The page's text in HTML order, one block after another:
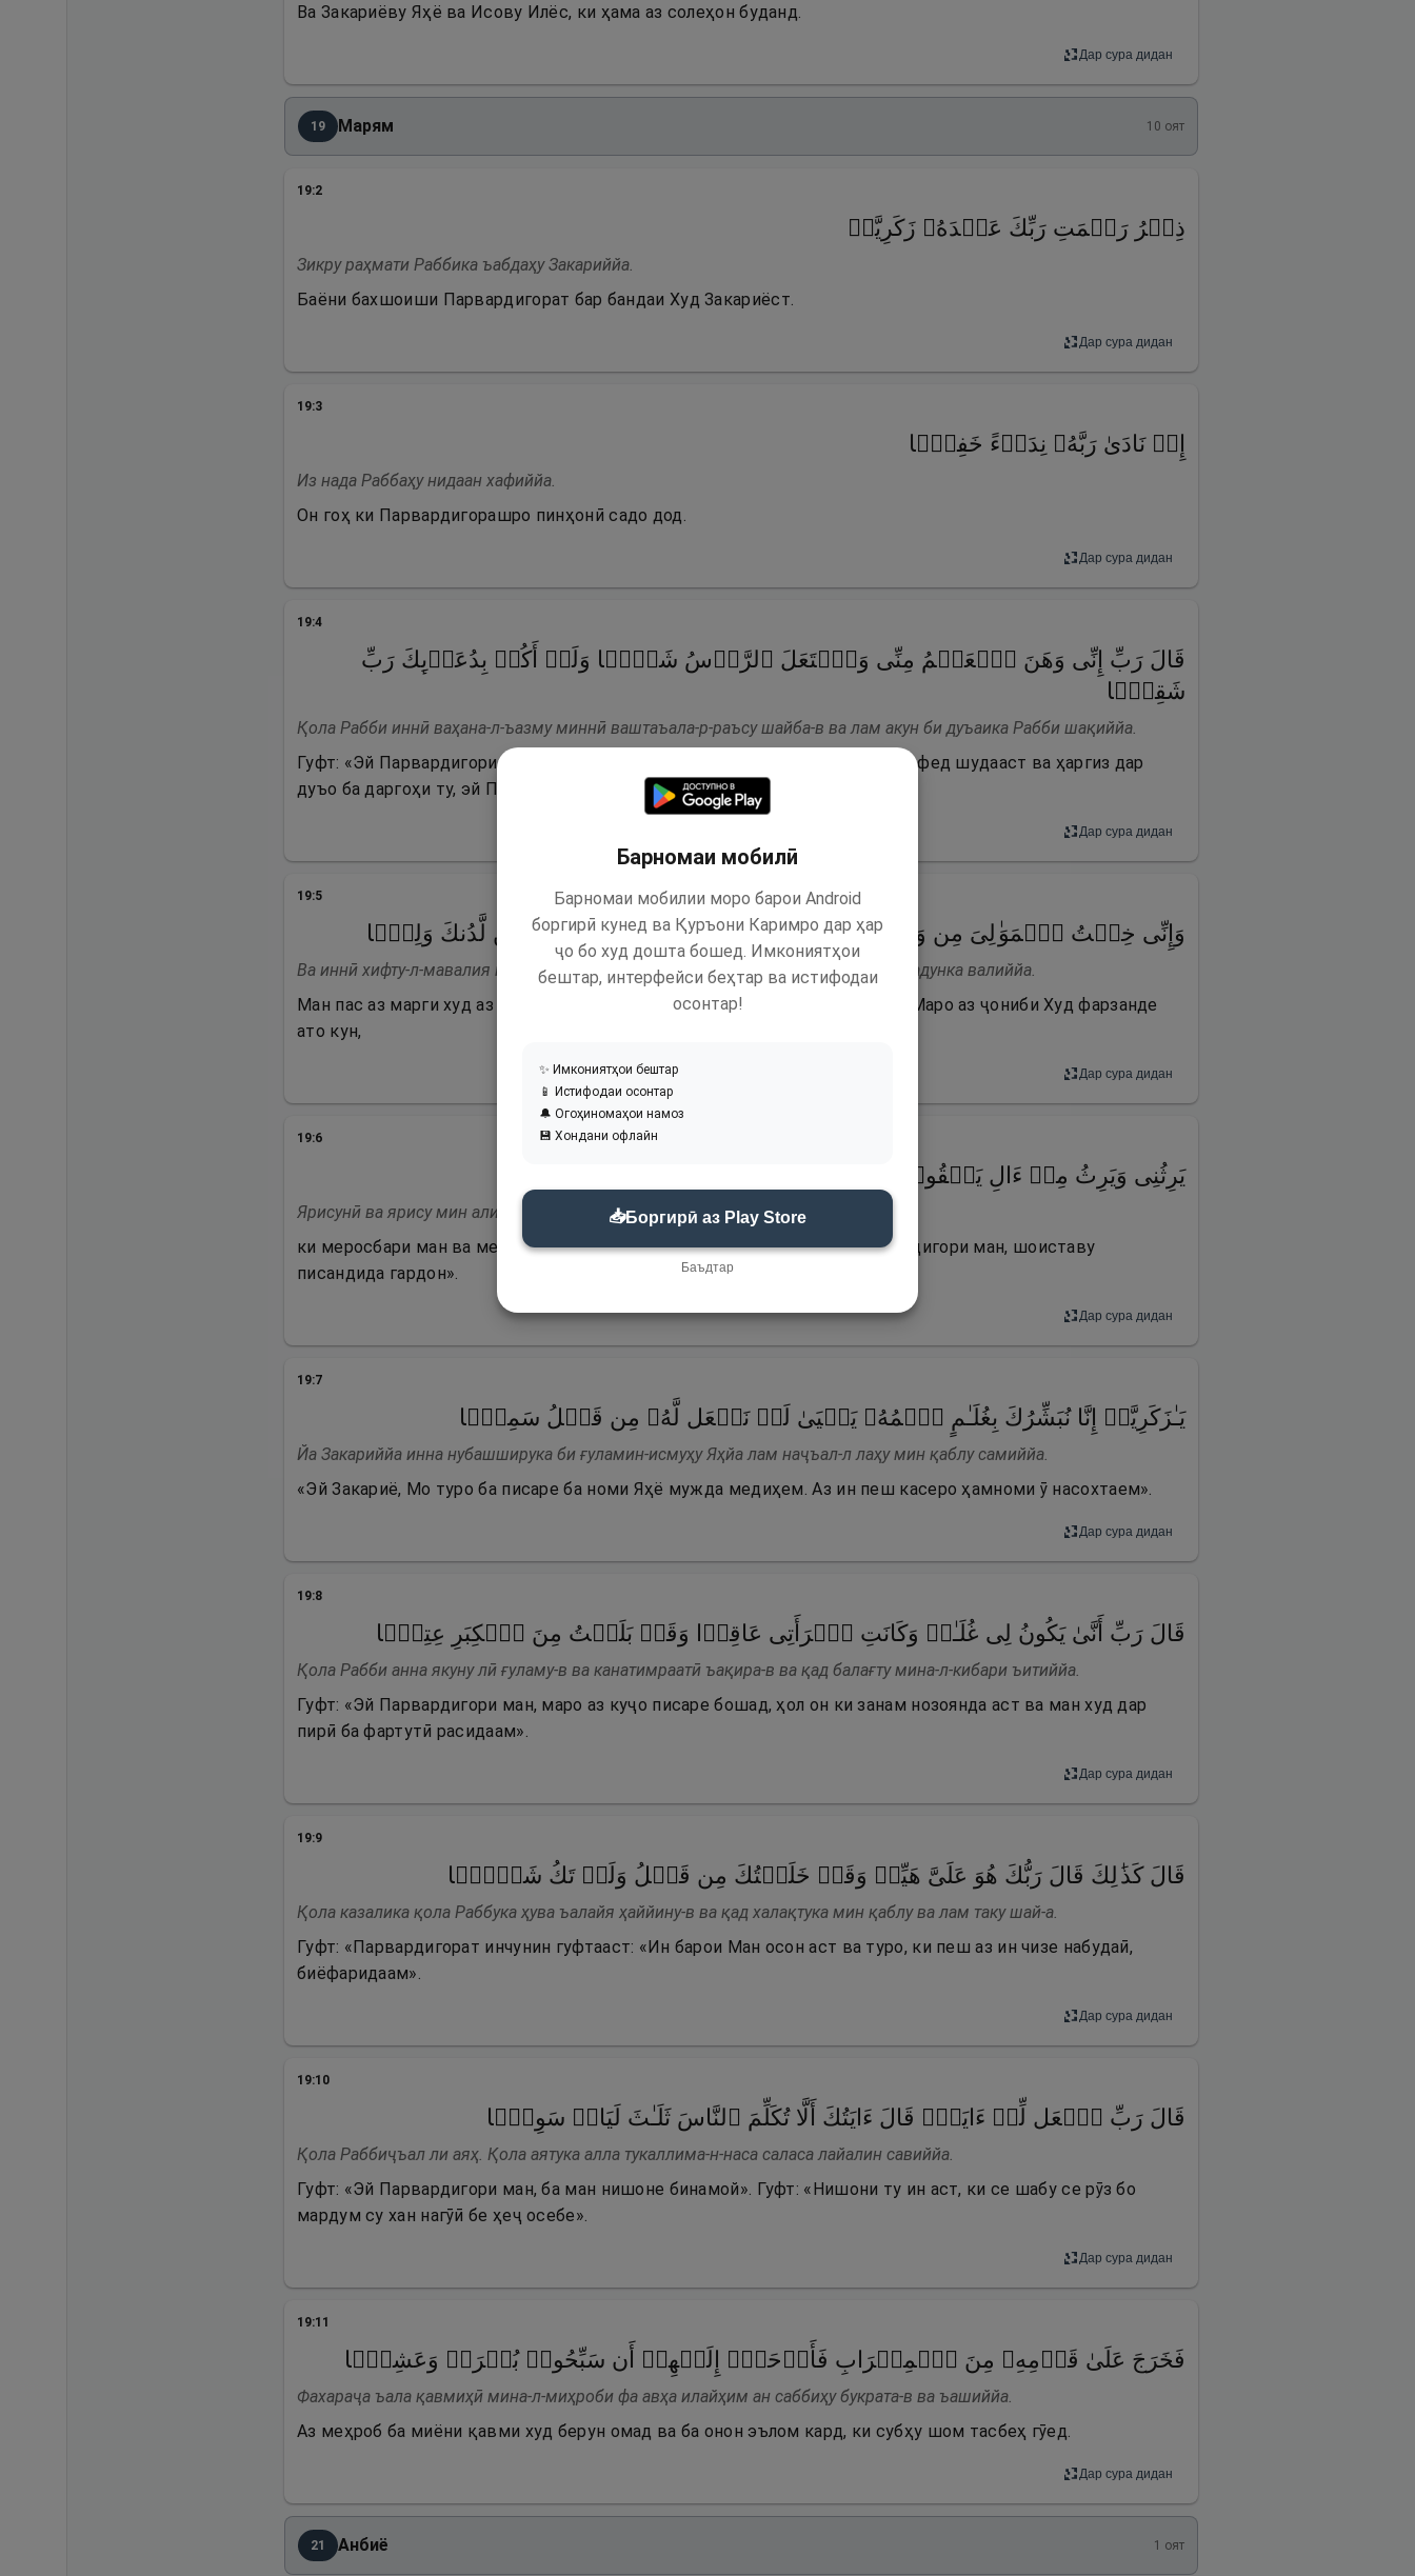
Ва Закариёву Яҳё ва Исову Илёс, ки ҳама аз солеҳон буданд.
Дар сура дидан
19 Марям 10 оят
19:2
ذِكۡرُ رَحۡمَتِ رَبِّكَ عَبۡدَهُۥ زَكَرِیَّاۤ
Зикру раҳмати Раббика ъабдаҳу Закариййа.
Баёни бахшоиши Парвардигорат бар бандаи Худ Закариёст.
Дар сура дидан
19:3
إِذۡ نَادَىٰ رَبَّهُۥ نِدَاۤءً خَفِیࣰّا
Из нада Раббаҳу нидаан хафиййа.
Он гоҳ ки Парвардигорашро пинҳонӣ садо дод.
Дар сура дидан
19:4
قَالَ رَبِّ إِنِّی وَهَنَ ٱلۡعَظۡمُ مِنِّی وَٱشۡتَعَلَ ٱلرَّأۡسُ شَیۡبࣰا وَلَمۡ أَكُنۢ بِدُعَاۤىِٕكَ رَبِّ
شَقِیࣰّا
Қола Рабби иннӣ ваҳана-л-ъазму миннӣ ваштаъала-р-раъсу шайба-в ва лам акун би дуъаика Рабби шақиййа.
Гуфт: «Эй Парвардигори ман, устухони ман суст гашта ва сарам аз пирӣ сафед шудааст ва ҳаргиз дар
дуъо ба даргоҳи ту, эй Парвардигори ман, бебаҳра набудаам.
Дар сура дидан
19:5
وَإِنِّی خِفۡتُ ٱلۡمَوَ ٰ⁠لِیَ مِن وَرَاۤءِی وَكَانَتِ ٱمۡرَأَتِی عَاقِرࣰا فَهَبۡ لِی مِن لَّدُنكَ وَلِیࣰّا
Ва иннӣ хифту-л-мавалия ми-в вароӣ ва канатимраатӣ ъақиран фаҳаб лӣ ми-л ладунка валиййа.
Ман пас аз марги худ аз хешовандонам бимнокам ва занам нозоянда аст. Маро аз ҷониби Худ фарзанде
ато кун,
Дар сура дидан
19:6
یَرِثُنِی وَیَرِثُ مِنۡ ءَالِ یَعۡقُوبَۖ وَٱجۡعَلۡهُ رَبِّ رَضِیࣰّا
Ярисунӣ ва ярису мин али Яъқуба ваҷъалҳу Рабби раЗиййа.
ки меросбари ман ва меросбари хонадони Яъқуб бошад ва ӯро, эй Парвардигори ман, шоиставу
писандида гардон».
Дар сура дидан
19:7
یَـٰزَكَرِیَّاۤ إِنَّا نُبَشِّرُكَ بِغُلَـٰمٍ ٱسۡمُهُۥ یَحۡیَىٰ لَمۡ نَجۡعَل لَّهُۥ مِن قَبۡلُ سَمِیࣰّا
Йа Закариййа инна нубашширука би ғуламин-исмуҳу Яҳйа лам наҷъал-л лаҳу мин қаблу самиййа.
«Эй Закариё, Мо туро ба писаре ба номи Яҳё мужда медиҳем. Аз ин пеш касеро ҳамноми ӯ насохтаем».
Дар сура дидан
19:8
قَالَ رَبِّ أَنَّىٰ یَكُونُ لِی غُلَـٰمࣱ وَكَانَتِ ٱمۡرَأَتِی عَاقِرࣰا وَقَدۡ بَلَغۡتُ مِنَ ٱلۡكِبَرِ عِتِیࣰّا
Қола Рабби анна якуну лӣ ғуламу-в ва канатимраатӣ ъақира-в ва қад балағту мина-л-кибари ъитиййа.
Гуфт: «Эй Парвардигори ман, маро аз куҷо писаре бошад, ҳол он ки занам нозоянда аст ва ман худ дар
пирӣ ба фартутӣ расидаам».
Дар сура дидан
19:9
قَالَ كَذَ ٰ⁠لِكَ قَالَ رَبُّكَ هُوَ عَلَیَّ هَیِّنࣱ وَقَدۡ خَلَقۡتُكَ مِن قَبۡلُ وَلَمۡ تَكُ شَیۡـࣰٔا
Қола казалика қола Раббука ҳува ъалайя ҳаййину-в ва қад халақтука мин қаблу ва лам таку шай-а.
Гуфт: «Парвардигорат инчунин гуфтааст: «Ин барои Ман осон аст ва туро, ки пеш аз ин чизе набудаӣ,
биёфаридаам».
Дар сура дидан
19:10
قَالَ رَبِّ ٱجۡعَل لِّیۤ ءَایَةࣰۖ قَالَ ءَایَتُكَ أَلَّا تُكَلِّمَ ٱلنَّاسَ ثَلَـٰثَ لَیَالࣲ سَوِیࣰّا
Қола Раббиҷъал ли аяҳ. Қола аятука алла тукаллима-н-наса саласа лайалин савиййа.
Гуфт: «Эй Парвардигори ман, ба ман нишоне бинамой». Гуфт: «Нишони ту ин аст, ки се шабу се рӯз бо
мардум су хан нагӯӣ бе ҳеҷ осебе».
Дар сура дидан
19:11
فَخَرَجَ عَلَىٰ قَوۡمِهِۦ مِنَ ٱلۡمِحۡرَابِ فَأَوۡحَىٰۤ إِلَیۡهِمۡ أَن سَبِّحُوا۟ بُكۡرَةࣰ وَعَشِیࣰّا
Фахараҷа ъала қавмиҳӣ мина-л-миҳроби фа авҳа илайҳим ан саббиҳу букрата-в ва ъашиййа.
Аз меҳроб ба миёни қавми худ берун омад ва ба онон эълом кард, ки субҳу шом тасбеҳ гӯед.
Дар сура дидан
21 Анбиё 1 оят
Барномаи мобилӣ
Барномаи мобилии моро барои Android
боргирӣ кунед ва Қуръони Каримро дар ҳар
ҷо бо худ дошта бошед. Имкониятҳои
бештар, интерфейси беҳтар ва истифодаи
осонтар!
✨ Имкониятҳои бештар
📱 Истифодаи осонтар
🔔 Огоҳиномаҳои намоз
💾 Хондани офлайн
📥Боргирӣ аз Play Store
Баъдтар